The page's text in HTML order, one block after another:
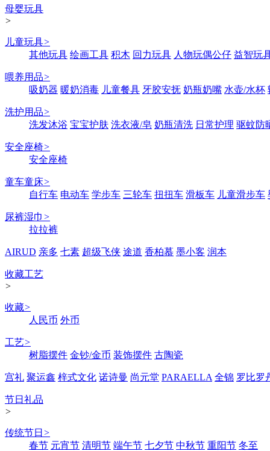
母婴玩具
>
儿童玩具>
其他玩具 绘画工具 积木 回力玩具 人物玩偶公仔 益智玩
喂养用品>
吸奶器 暖奶消毒 儿童餐具 牙胶安抚 奶瓶奶嘴 水壶/水杯
洗护用品>
洗发沐浴 宝宝护肤 洗衣液/皂 奶瓶清洗 日常护理 驱蚊防
安全座椅>
安全座椅
童车童床>
自行车 电动车 学步车 三轮车 扭扭车 滑板车 儿童滑步车
尿裤湿巾 >
拉拉裤
AIRUD 亲多 七素 超级飞侠 途道 香柏慕 墨小客 润本
收藏工艺
>
收藏>
人民币 外币
工艺>
树脂摆件 金钞/金币 装饰摆件 古陶瓷
宫礼 聚运鑫 梓式文化 诺诗曼 尚元堂 PARAELLA 全锦 罗比罗
节日礼品
>
传统节日 >
春节 元宵节 清明节 端午节 七夕节 中秋节 重阳节 冬至